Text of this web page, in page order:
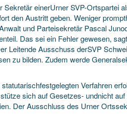
einerUrner SVP-Ortspartei
den Austritt geben. Weniger
und Parteisekretär Pascal
Das sei ein Fehler gewesen,
Leitende Ausschuss derSVP
zu bilden. Zudem werde
Verfahren
sich auf Gesetzes- undnicht
Der Ausschluss des Urner